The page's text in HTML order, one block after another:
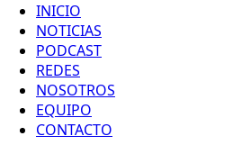
INICIO
NOTICIAS
PODCAST
REDES
NOSOTROS
EQUIPO
CONTACTO